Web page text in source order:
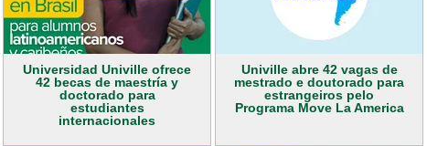
Universidad Univille ofrece
42 becas de maestría y
doctorado para
estudiantes
internacionales
Univille abre 42 vagas de
mestrado e doutorado para
estrangeiros pelo
Programa Move La America